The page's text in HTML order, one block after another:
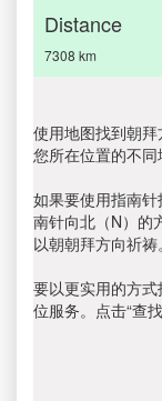
Distance
7308 km
使用地图找到朝
您所在位置的不同
如果要使用指南
南针向北（N）的
以朝朝拜方向祈祷。
要以更实用的方
位服务。点击“查